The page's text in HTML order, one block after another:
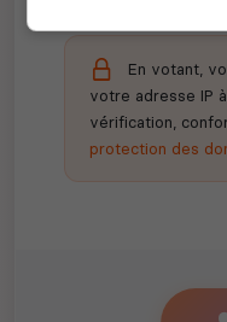
En votant,
votre adresse IP
vérification,
protection des